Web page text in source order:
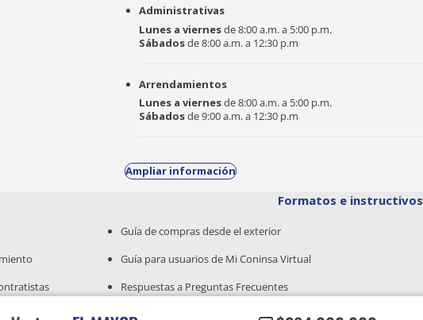
Administrativas
Lunes a viernesde 8:00 a.m. a 5:00 p.m.
Sábadosde 8:00 a.m. a 12:30 p.m
Arrendamientos
Lunes a viernesde 8:00 a.m. a 5:00 p.m.
Sábadosde 9:00 a.m. a 12:30 p.m
Ampliar información
Formatos e instructivos
Guía de compras desde el exterior
Guía para usuarios de Mi Coninsa Virtual
Respuestas a Preguntas Frecuentes